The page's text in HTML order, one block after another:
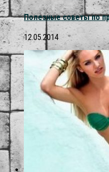
Полезные советы по
12.05.2014